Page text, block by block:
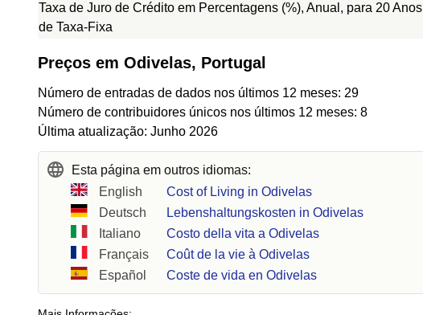
Taxa de Juro de Crédito em Percentagens (%), Anual, para 20 Anos
de Taxa-Fixa
Preços em Odivelas, Portugal
Número de entradas de dados nos últimos 12 meses: 29
Número de contribuidores únicos nos últimos 12 meses: 8
Última atualização: Junho 2026
Esta página em outros idiomas:
English
Cost of Living in Odivelas
Deutsch
Lebenshaltungskosten in Odivelas
Italiano
Costo della vita a Odivelas
Français
Coût de la vie à Odivelas
Español
Coste de vida en Odivelas